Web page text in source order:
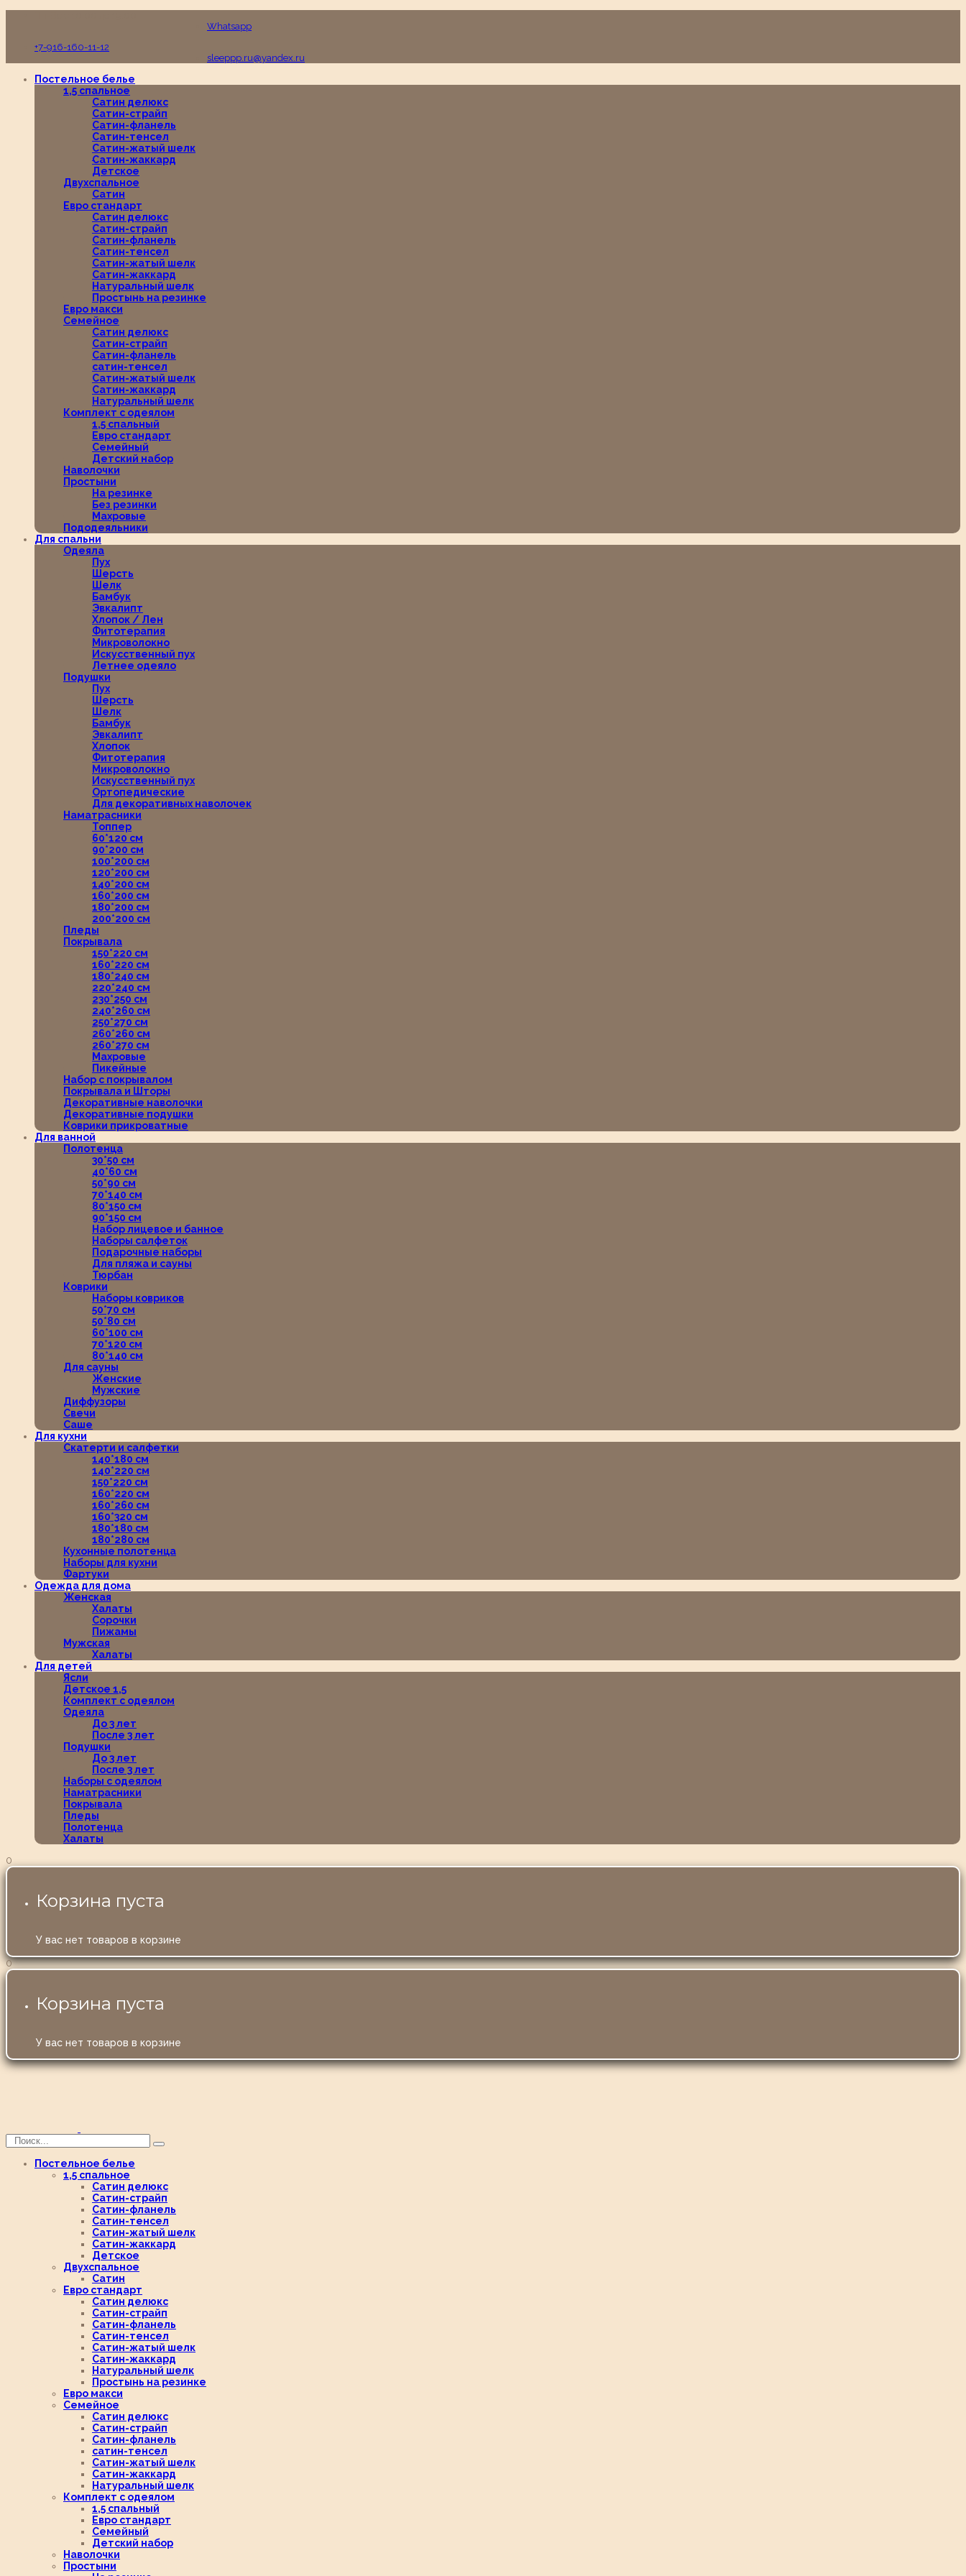
Whatsapp
+7-916-160-11-12
sleeppp.ru@yandex.ru
Постельное белье
1,5 спальное
Сатин делюкс
Сатин-страйп
Сатин-фланель
Сатин-тенсел
Сатин-жатый шелк
Сатин-жаккард
Детское
Двухспальное
Сатин
Евро стандарт
Сатин делюкс
Сатин-страйп
Сатин-фланель
Сатин-тенсел
Сатин-жатый шелк
Сатин-жаккард
Натуральный шелк
Простынь на резинке
Евро макси
Семейное
Сатин делюкс
Сатин-страйп
Сатин-фланель
сатин-тенсел
Сатин-жатый шелк
Сатин-жаккард
Натуральный шелк
Комплект с одеялом
1,5 спальный
Евро стандарт
Семейный
Детский набор
Наволочки
Простыни
На резинке
Без резинки
Махровые
Пододеяльники
Для спальни
Одеяла
Пух
Шерсть
Шелк
Бамбук
Эвкалипт
Хлопок / Лен
Фитотерапия
Микроволокно
Искусственный пух
Летнее одеяло
Подушки
Пух
Шерсть
Шелк
Бамбук
Эвкалипт
Хлопок
Фитотерапия
Микроволокно
Искусственный пух
Ортопедические
Для декоративных наволочек
Наматрасники
Топпер
60*120 см
90*200 см
100*200 см
120*200 см
140*200 см
160*200 см
180*200 см
200*200 см
Пледы
Покрывала
150*220 см
160*220 см
180*240 см
220*240 см
230*250 см
240*260 см
250*270 см
260*260 см
260*270 см
Махровые
Пикейные
Набор с покрывалом
Покрывала и Шторы
Декоративные наволочки
Декоративные подушки
Коврики прикроватные
Для ванной
Полотенца
30*50 см
40*60 см
50*90 см
70*140 см
80*150 см
90*150 см
Набор лицевое и банное
Наборы салфеток
Подарочные наборы
Для пляжа и сауны
Тюрбан
Коврики
Наборы ковриков
50*70 см
50*80 см
60*100 см
70*120 см
80*140 см
Для сауны
Женские
Мужские
Диффузоры
Свечи
Саше
Для кухни
Скатерти и салфетки
140*180 см
140*220 см
150*220 см
160*220 см
160*260 см
160*320 см
180*180 см
180*280 см
Кухонные полотенца
Наборы для кухни
Фартуки
Одежда для дома
Женская
Халаты
Сорочки
Пижамы
Мужская
Халаты
Для детей
Ясли
Детское 1,5
Комплект с одеялом
Одеяла
До 3 лет
После 3 лет
Подушки
До 3 лет
После 3 лет
Наборы с одеялом
Наматрасники
Покрывала
Пледы
Полотенца
Халаты
0
Корзина пуста
У вас нет товаров в корзине
0
Корзина пуста
У вас нет товаров в корзине
Постельное белье
1,5 спальное
Сатин делюкс
Сатин-страйп
Сатин-фланель
Сатин-тенсел
Сатин-жатый шелк
Сатин-жаккард
Детское
Двухспальное
Сатин
Евро стандарт
Сатин делюкс
Сатин-страйп
Сатин-фланель
Сатин-тенсел
Сатин-жатый шелк
Сатин-жаккард
Натуральный шелк
Простынь на резинке
Евро макси
Семейное
Сатин делюкс
Сатин-страйп
Сатин-фланель
сатин-тенсел
Сатин-жатый шелк
Сатин-жаккард
Натуральный шелк
Комплект с одеялом
1,5 спальный
Евро стандарт
Семейный
Детский набор
Наволочки
Простыни